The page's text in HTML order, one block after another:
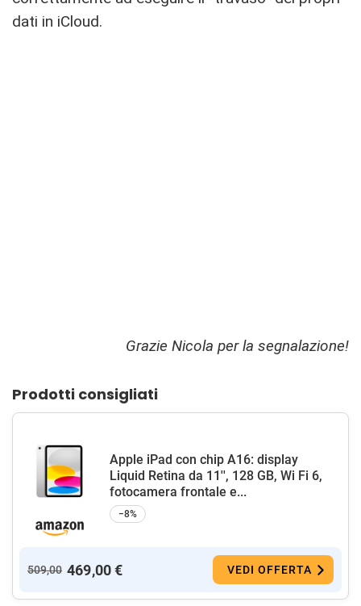
dati in iCloud.
Grazie Nicola per la segnalazione!
Prodotti consigliati
Apple iPad con chip A16: display
Liquid Retina da 11'', 128 GB, Wi Fi 6,
fotocamera frontale e...
−8%
509,00 469,00 € VEDI OFFERTA